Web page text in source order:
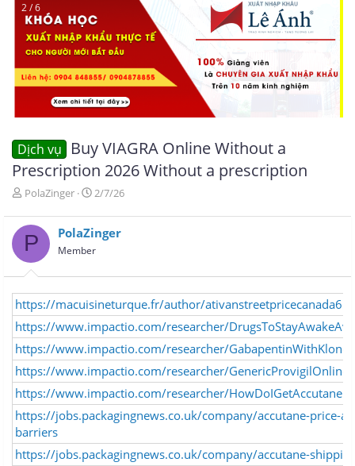
2 / 6
Dịch vụ
Buy VIAGRA Online Without a
Prescription 2026 Without a prescription
T
r
e
a
d
s
t
a
r
t
e
r
PolaZinger
N
à
y
g
i
2/7/26
P PolaZinger
Member
https://macuisineturque.fr/author/
https://www.impactio.com/researcher/
https://www.impactio.com/researcher/
https://www.impactio.com/researcher/
https://www.impactio.com/researcher/
https://jobs.packagingnews.co.uk/company/accutane-price-
barriers
https://jobs.packagingnews.co.uk/company/accutane-